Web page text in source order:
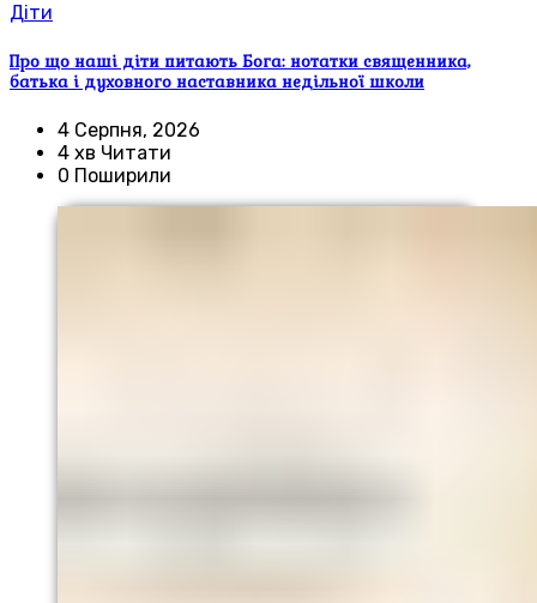
Діти
Про що наші діти питають Бога: нотатки священника,
батька і духовного наставника недільної школи
4 Серпня, 2026
4 хв Читати
0 Поширили